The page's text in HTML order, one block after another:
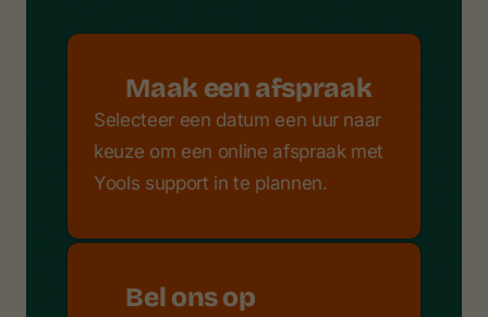
Maak een afspraak
Selecteer een datum een uur naar
keuze om een online afspraak met
Yools support in te plannen.
Bel ons op